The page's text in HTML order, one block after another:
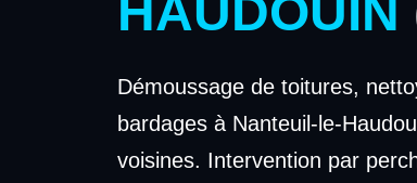
Démoussage de toitures,
bardages à Nanteuil-le-
voisines. Intervention par